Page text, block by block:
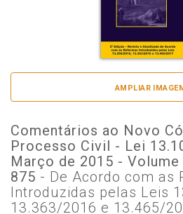
AMPLIAR
Comentários ao Novo
Processo Civil - Lei
Março de 2015 -
875 - De Acordo com as
Introduzidas pelas Leis
13.363/2016 e 13.465/